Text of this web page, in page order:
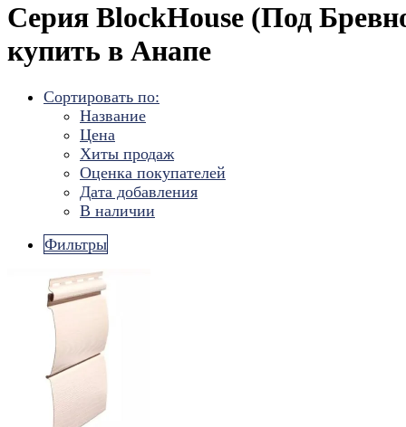
Серия BlockHouse (Под
купить в Анапе
Сортировать по:
Название
Цена
Хиты продаж
Оценка покупателей
Дата добавления
В наличии
Фильтры